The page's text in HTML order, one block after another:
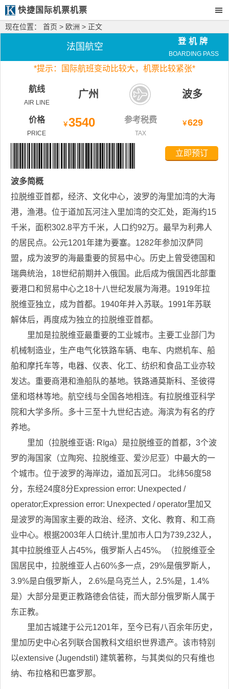
快捷国际机票机票
现在位置： 首页 > 欧洲 > 正文
法国航空
登机牌
BOARDING PASS
*提示：国际航班变动比较大， 机票比较紧张*
航线
AIR LINE
广州 波多
价格
PRICE
￥3540 参考税费
TAX
￥629
立即预订
波多简概
拉脱维亚首都，经济、文化中心，波罗的海里加湾的大海
港，渔港。位于道加瓦河注入里加湾的交汇处，距海约15
千米，面积302.8平方千米，人口约92万。最早为利弗人
的居民点。公元1201年建为要塞。1282年参加汉萨同
盟，成为波罗的海最重要的贸易中心。历史上曾受德国和
瑞典统治，18世纪前期并入俄国。此后成为俄国西北部重
要港口和贸易中心之18十八世纪发展为海港。1919年拉
脱维亚独立，成为首都。1940年并入苏联。1991年苏联
解体后，再度成为独立的拉脱维亚首都。
里加是拉脱维亚最重要的工业城市。主要工业部门为
机械制造业，生产电气化铁路车辆、电车、内燃机车、船
舶和摩托车等，电器、仪表、化工、纺织和食品工业亦较
发达。重要商港和渔船队的基地。铁路通莫斯科、圣彼得
堡和塔林等地。航空线与全国各地相连。有拉脱维亚科学
院和大学多所。多十三至十九世纪古迹。海滨为有名的疗
养地。
里加（拉脱维亚语: Rīga）是拉脱维亚的首都，3个波
罗的海国家（立陶宛、拉脱维亚、爱沙尼亚）中最大的一
个城市。位于波罗的海岸边，道加瓦河口。 北纬56度58
分，东经24度8分Expression error: Unexpected /
operator;Expression error: Unexpected / operator里加又
是波罗的海国家主要的政治、经济、文化、教育、和工商
业中心。根据2003年人口统计,里加市人口为739,232人，
其中拉脱维亚人占45%，俄罗斯人占45%。（拉脱维亚全
国居民中，拉脱维亚人占60%多一点，29%是俄罗斯人，
3.9%是白俄罗斯人， 2.6%是乌克兰人，2.5%是，1.4%
是）大部分是更正教路德会信徒，而大部分俄罗斯人属于
东正教。
里加古城建于公元1201年，至今已有八百余年历史，
里加历史中心名列联合国教科文组织世界遗产。该市特别
以extensive (Jugendstil) 建筑著称，与其类似的只有维也
纳、布拉格和巴塞罗那。